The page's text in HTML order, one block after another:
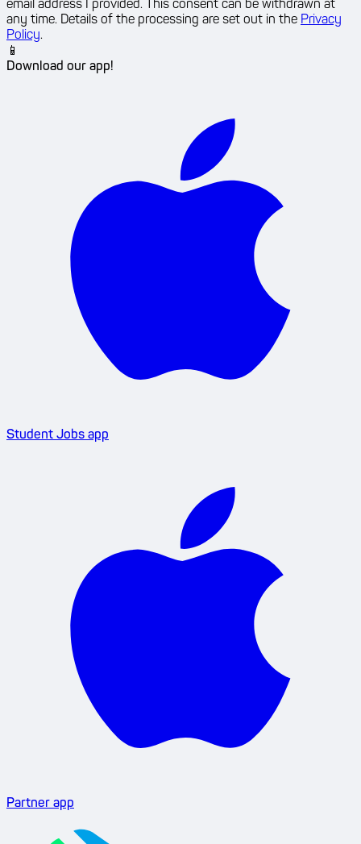
email address I provided. This consent can be withdrawn at
any time. Details of the processing are set out in the Privacy
Policy.
📱
Download our app!
Student Jobs app
Partner app